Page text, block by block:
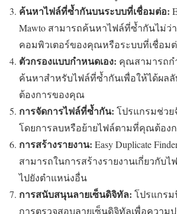
ค้นหาไฟล์ที่ซ้ำกันบนระบบที่เชื่อมต่อ:
Mawto สามารถค้นหาไฟล์ที่ซ้ำกันไม่ว่
คอมพิวเตอร์ของคุณหรือระบบที่เชื่อม
ตัวกรองแบบกำหนดเอง: คุณสามารถ
ค้นหาสำหรับไฟล์ที่ซ้ำกันเพื่อให้ได้ผล
ต้องการของคุณ
การจัดการไฟล์ที่ซ้ำกัน: โปรแกรมช่ว
โดยการลบหรือย้ายไฟล์ตามที่คุณต้อง
การสร้างรายงาน: Easy Duplicate
สามารถในการสร้างรายงานเกี่ยวกับ
ไปยังตำแหน่งอื่น
การสนับสนุนลายเซ็นดิจิทัล: โปรแกรม
การตรวจสอบลายเซ็นดิจิทัลเพื่อความ